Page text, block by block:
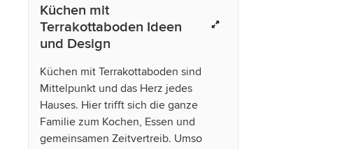
Küchen mit
Terrakottaboden Ideen
und Design
Küchen mit Terrakottaboden sind
Mittelpunkt und das Herz jedes
Hauses. Hier trifft sich die ganze
Familie zum Kochen, Essen und
gemeinsamen Zeitvertreib. Umso